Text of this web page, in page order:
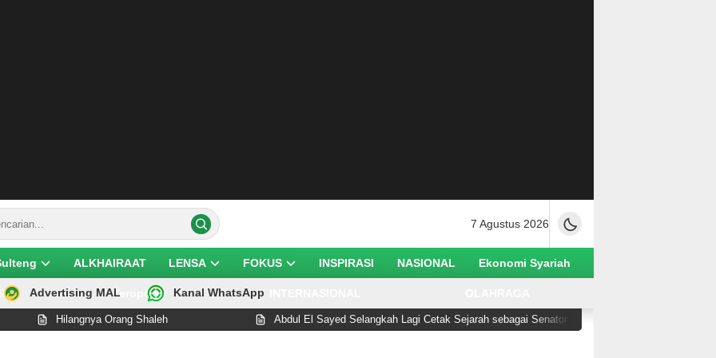
7 Agustus 2026
ALKHAIRAAT LENSA FOKUS INSPIRASI NASIONAL Ekonomi Syariah
Teropong
Advertising MAL Kanal WhatsApp
Hilangnya Orang Shaleh Abdul El Sayed Selangkah Lagi Cetak Sejarah sebagai Senator Muslim Pertama AS